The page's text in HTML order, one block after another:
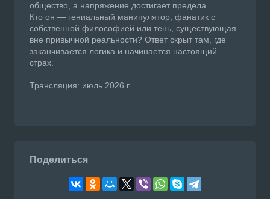
общество, а напряжение достигает предела.
Кто он — гениальный манипулятор, фанатик с
собственной философией или тень, существующая
вне привычной реальности? Ответ скрыт там, где
заканчивается логика и начинается настоящий
страх.
Трансляция: июль 2026 г.
Поделиться